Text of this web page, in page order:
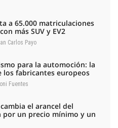
a 65.000 matriculaciones
más SUV y EV2
Carlos Payo
para la automoción: la
los fabricantes europeos
Fuentes
el arancel del
por un precio mínimo y un